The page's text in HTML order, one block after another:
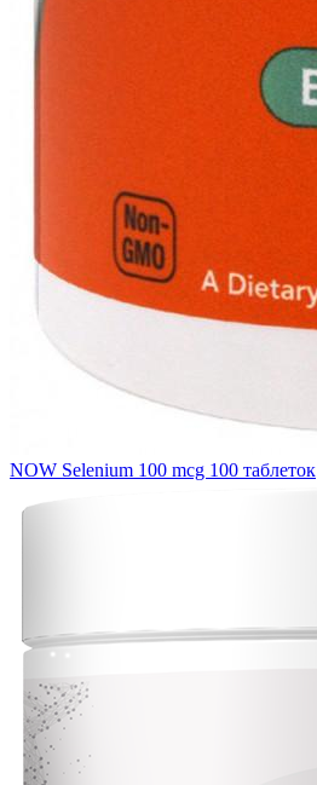
NOW Selenium 100 mcg 100 таблеток